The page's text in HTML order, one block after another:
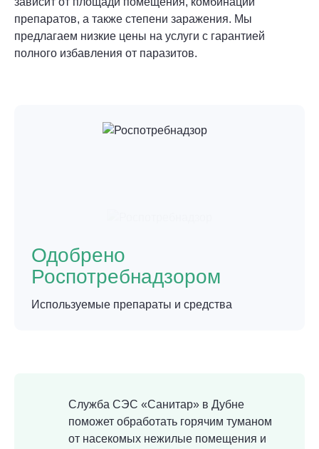
препаратов, а также степени заражения. Мы
предлагаем низкие цены на услуги с гарантией
полного избавления от паразитов.
Одобрено
Роспотребнадзором
Используемые препараты и средства
Служба СЭС «Санитар» в Дубне
поможет обработать горячим туманом
от насекомых нежилые помещения и